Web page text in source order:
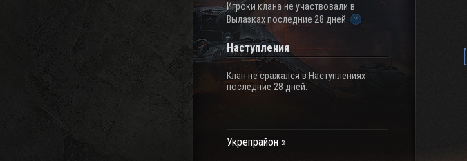
Игроки клана не участвовали в
Вылазках последние 28 дней.
Наступления
Клан не сражался в Наступлениях
последние 28 дней.
Укрепрайон